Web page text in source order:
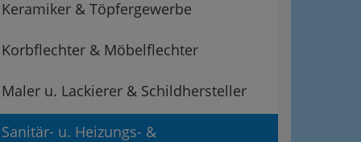
Keramiker & Töpfergewerbe
Korbflechter & Möbelflechter
Maler u. Lackierer & Schildhersteller
Sanitär- u. Heizungs- &